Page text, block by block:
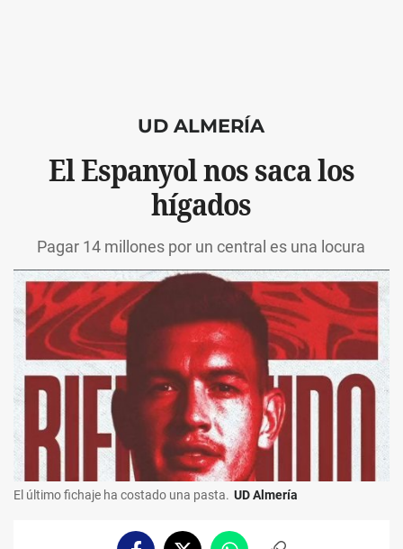
UD ALMERÍA
El Espanyol nos saca los
hígados
Pagar 14 millones por un central es una locura
El último fichaje ha costado una pasta. UD Almería